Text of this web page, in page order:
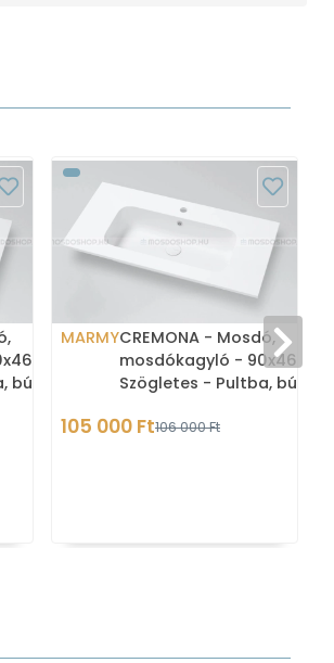
cm -
bútorba
MARMYCREMONA - Mosdó,
mosdókagyló - 90x46 cm
Szögletes - Pultba,
105 000 Ft106 000 Ft